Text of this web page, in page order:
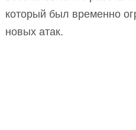
который был временно
новых атак.